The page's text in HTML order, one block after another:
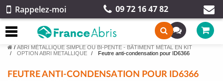
Rappelez-moi 09 72 16 47 82
/ ABRI MÉTALLIQUE SIMPLE OU BI-PENTE - BÂTIMENT MÉTAL EN KIT
OPTION ABRI METALLIQUE
Feutre anti-condensation pour ID6366
FEUTRE ANTI-CONDENSATION POUR ID6366